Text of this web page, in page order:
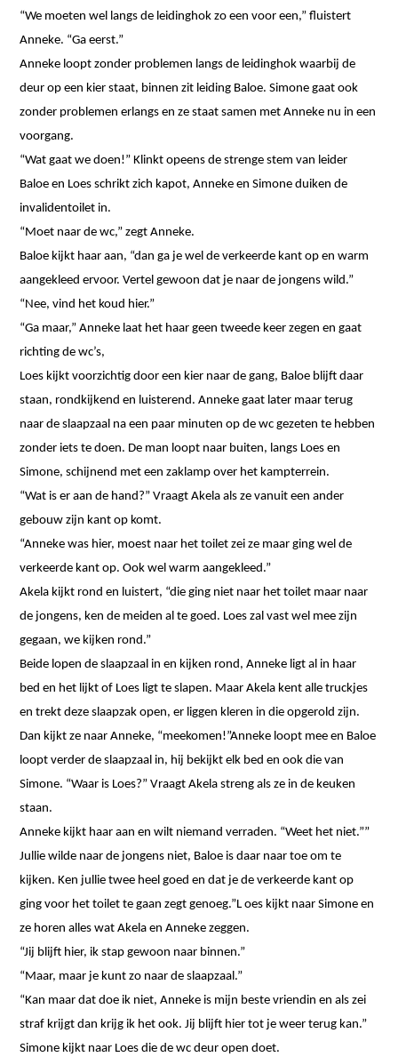
“We moeten wel langs de leidinghok zo een voor een,” fluistert
Anneke. “Ga eerst.”
Anneke loopt zonder problemen langs de leidinghok waarbij de
deur op een kier staat, binnen zit leiding Baloe. Simone gaat ook
zonder problemen erlangs en ze staat samen met Anneke nu in een
voorgang.
“Wat gaat we doen!” Klinkt opeens de strenge stem van leider
Baloe en Loes schrikt zich kapot, Anneke en Simone duiken de
invalidentoilet in.
“Moet naar de wc,” zegt Anneke.
Baloe kijkt haar aan, “dan ga je wel de verkeerde kant op en warm
aangekleed ervoor. Vertel gewoon dat je naar de jongens wild.”
“Nee, vind het koud hier.”
“Ga maar,” Anneke laat het haar geen tweede keer zegen en gaat
richting de wc’s,
Loes kijkt voorzichtig door een kier naar de gang, Baloe blijft daar
staan, rondkijkend en luisterend. Anneke gaat later maar terug
naar de slaapzaal na een paar minuten op de wc gezeten te hebben
zonder iets te doen. De man loopt naar buiten, langs Loes en
Simone, schijnend met een zaklamp over het kampterrein.
“Wat is er aan de hand?” Vraagt Akela als ze vanuit een ander
gebouw zijn kant op komt.
“Anneke was hier, moest naar het toilet zei ze maar ging wel de
verkeerde kant op. Ook wel warm aangekleed.”
Akela kijkt rond en luistert, “die ging niet naar het toilet maar naar
de jongens, ken de meiden al te goed. Loes zal vast wel mee zijn
gegaan, we kijken rond.”
Beide lopen de slaapzaal in en kijken rond, Anneke ligt al in haar
bed en het lijkt of Loes ligt te slapen. Maar Akela kent alle truckjes
en trekt deze slaapzak open, er liggen kleren in die opgerold zijn.
Dan kijkt ze naar Anneke, “meekomen!”Anneke loopt mee en Baloe
loopt verder de slaapzaal in, hij bekijkt elk bed en ook die van
Simone. “Waar is Loes?” Vraagt Akela streng als ze in de keuken
staan.
Anneke kijkt haar aan en wilt niemand verraden. “Weet het niet.””
Jullie wilde naar de jongens niet, Baloe is daar naar toe om te
kijken. Ken jullie twee heel goed en dat je de verkeerde kant op
ging voor het toilet te gaan zegt genoeg.”L oes kijkt naar Simone en
ze horen alles wat Akela en Anneke zeggen.
“Jij blijft hier, ik stap gewoon naar binnen.”
“Maar, maar je kunt zo naar de slaapzaal.”
“Kan maar dat doe ik niet, Anneke is mijn beste vriendin en als zei
straf krijgt dan krijg ik het ook. Jij blijft hier tot je weer terug kan.”
Simone kijkt naar Loes die de wc deur open doet.